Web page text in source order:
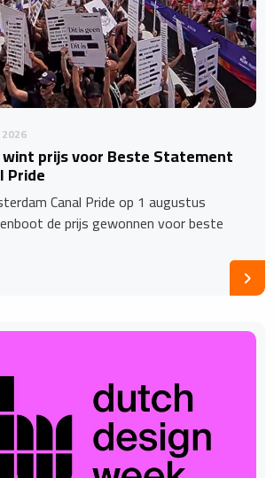
prijs voor Beste Statement
Pride
Canal Pride op 1 augustus
de prijs gewonnen voor beste